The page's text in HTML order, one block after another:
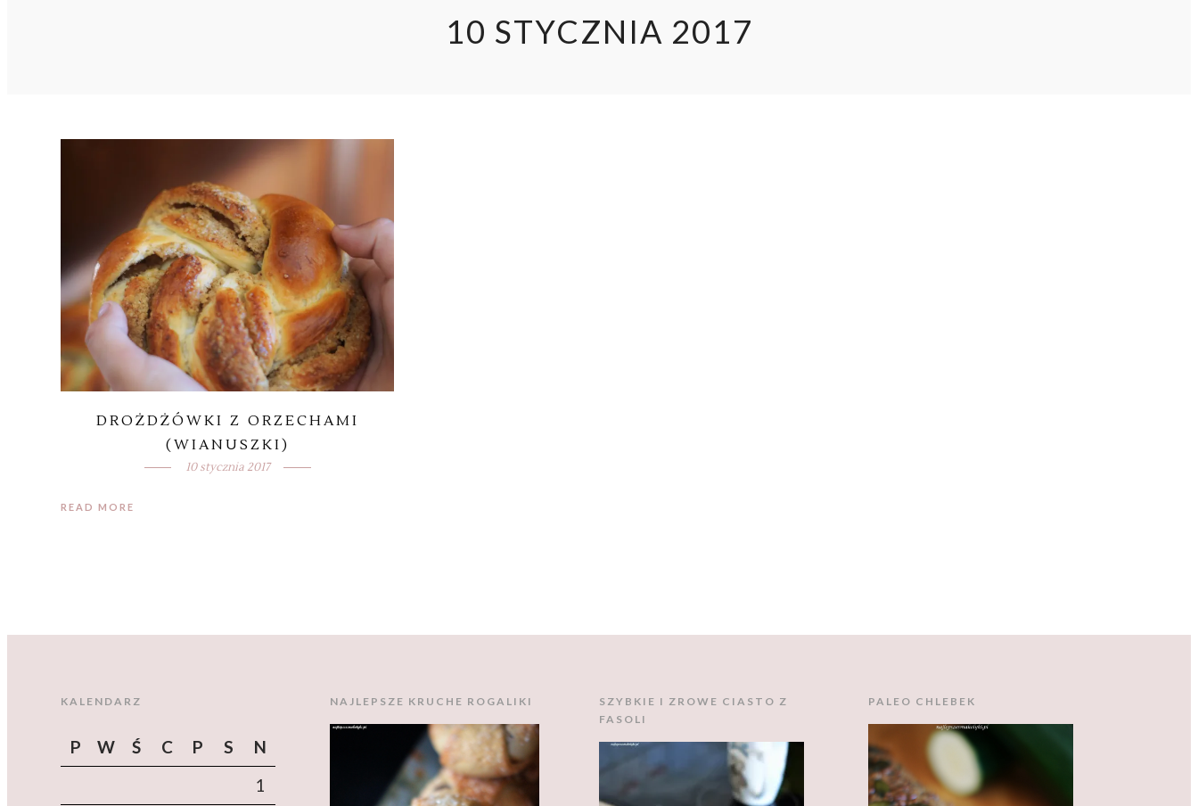
10 STYCZNIA 2017
DROŻDŻÓWKI Z ORZECHAMI
(WIANUSZKI)
10 stycznia 2017
READ MORE
KALENDARZ
P W Ś C P S
N
1
NAJLEPSZE KRUCHE ROGALIKI
SZYBKIE I ZROWE CIASTO Z
FASOLI
PALEO CHLEBEK